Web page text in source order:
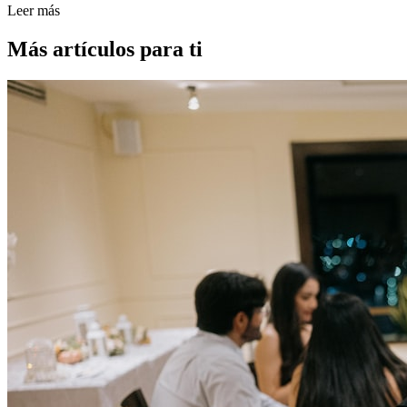
Leer más
Más artículos para ti